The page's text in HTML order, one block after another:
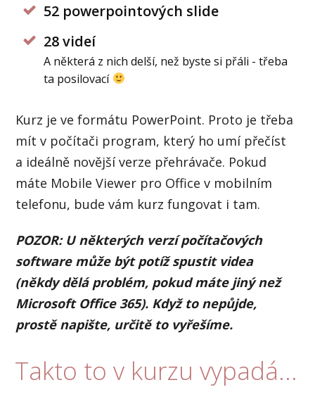
52 powerpointových slide
28 videí
A některá z nich delší, než byste si přáli - třeba
ta posilovací
Kurz je ve formátu PowerPoint. Proto je třeba
mít v počítači program, který ho umí přečíst
a ideálně novější verze přehrávače. Pokud
máte Mobile Viewer pro Office v mobilním
telefonu, bude vám kurz fungovat i tam.
POZOR: U některých verzí počítačových
software může být potíž spustit videa
(někdy dělá problém, pokud máte jiný než
Microsoft Office 365). Když to nepůjde,
prostě napište, určitě to vyřešíme.
Takto to v kurzu vypadá...